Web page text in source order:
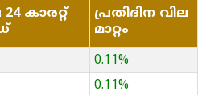
കാരറ്റ്
പ്രതിദിന വില
മാറ്റം
0.11%
0.11%